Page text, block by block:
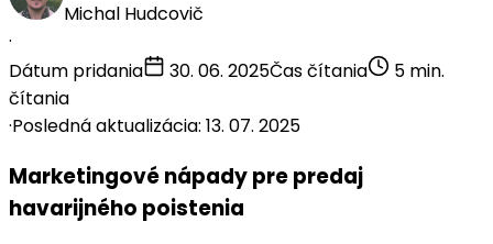
Michal Hudcovič
·
Dátum pridania
30. 06. 2025Čas čítania
5 min.
čítania
·Posledná aktualizácia: 13. 07. 2025
Marketingové nápady pre predaj
havarijného poistenia